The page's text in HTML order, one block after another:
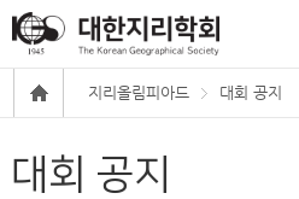
지리올림피아드 대회 공지
대회 공지